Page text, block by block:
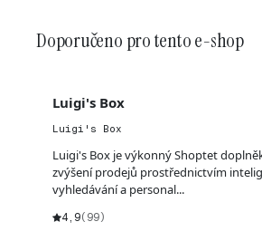
Doporučeno pro tento e-shop
Luigi's Box
Luigi's Box
Luigi's Box je výkonný Shoptet
zvýšení prodejů prostřednictvím
vyhledávání a personal...
4,9(99)